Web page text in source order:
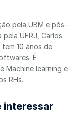
pela UBM e pós-
UFRJ, Carlos
10 anos de
É
Machine learning e
RHs.
interessar